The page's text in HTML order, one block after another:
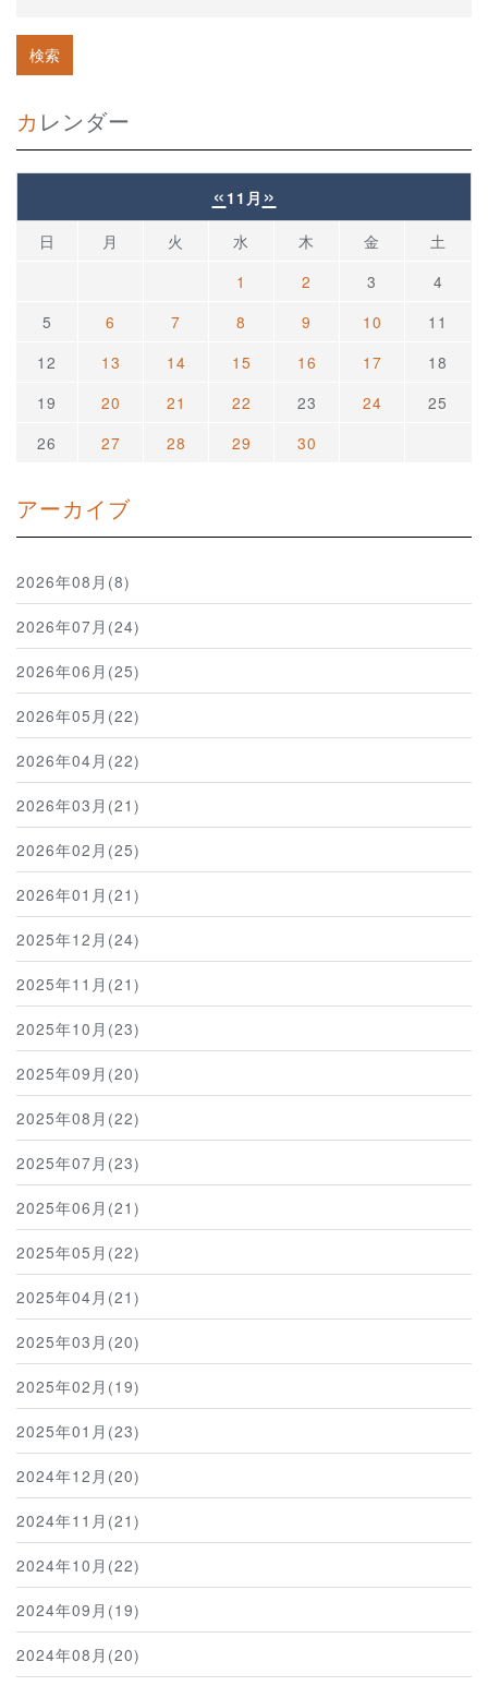
カレンダー
« 11月 »
日 月 火 水 木 金
土
1
2 3
4
5
6 7 8 9 10
11
12
13 14 15 16 17
18
19
20 21 22 23 24
25
26
27 28 29 30
アーカイブ
2026年08月(8)
2026年07月(24)
2026年06月(25)
2026年05月(22)
2026年04月(22)
2026年03月(21)
2026年02月(25)
2026年01月(21)
2025年12月(24)
2025年11月(21)
2025年10月(23)
2025年09月(20)
2025年08月(22)
2025年07月(23)
2025年06月(21)
2025年05月(22)
2025年04月(21)
2025年03月(20)
2025年02月(19)
2025年01月(23)
2024年12月(20)
2024年11月(21)
2024年10月(22)
2024年09月(19)
2024年08月(20)